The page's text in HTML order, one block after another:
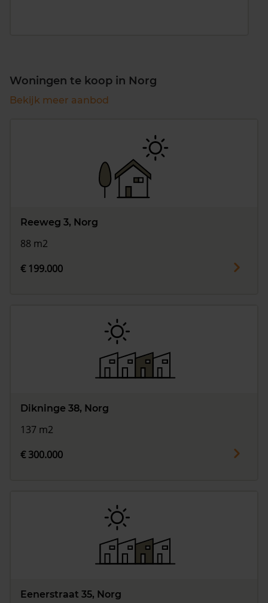
Woningen te koop in Norg
Bekijk meer aanbod
Reeweg 3, Norg
88 m2
€ 199.000
Dikninge 38, Norg
137 m2
€ 300.000
Eenerstraat 35, Norg